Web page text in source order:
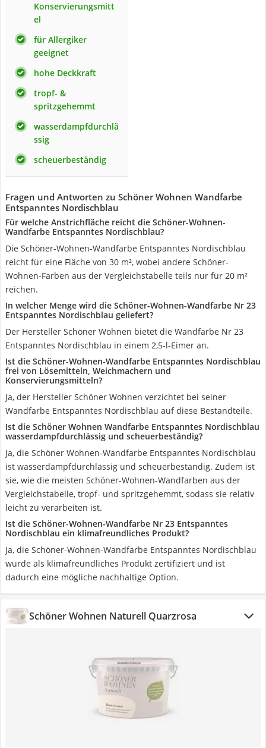
Konservierungsmitt
el
für Allergiker
geeignet
hohe Deckkraft
tropf- &
spritzgehemmt
wasserdampfdurchlä
ssig
scheuerbeständig
Fragen und Antworten zu Schöner Wohnen Wandfarbe
Entspanntes Nordischblau
Für welche Anstrichfläche reicht die Schöner-Wohnen-
Wandfarbe Entspanntes Nordischblau?
Die Schöner-Wohnen-Wandfarbe Entspanntes Nordischblau
reicht für eine Fläche von 30 m², wobei andere Schöner-
Wohnen-Farben aus der Vergleichstabelle teils nur für 20 m²
reichen.
In welcher Menge wird die Schöner-Wohnen-Wandfarbe Nr 23
Entspanntes Nordischblau geliefert?
Der Hersteller Schöner Wohnen bietet die Wandfarbe Nr 23
Entspanntes Nordischblau in einem 2,5-l-Eimer an.
Ist die Schöner-Wohnen-Wandfarbe Entspanntes Nordischblau
frei von Lösemitteln, Weichmachern und
Konservierungsmitteln?
Ja, der Hersteller Schöner Wohnen verzichtet bei seiner
Wandfarbe Entspanntes Nordischblau auf diese Bestandteile.
Ist die Schöner Wohnen Wandfarbe Entspanntes Nordischblau
wasserdampfdurchlässig und scheuerbeständig?
Ja, die Schöner Wohnen-Wandfarbe Entspanntes Nordischblau
ist wasserdampfdurchlässig und scheuerbeständig. Zudem ist
sie, wie die meisten Schöner-Wohnen-Wandfarben aus der
Vergleichstabelle, tropf- und spritzgehemmt, sodass sie relativ
leicht zu verarbeiten ist.
Ist die Schöner-Wohnen-Wandfarbe Nr 23 Entspanntes
Nordischblau ein klimafreundliches Produkt?
Ja, die Schöner-Wohnen-Wandfarbe Entspanntes Nordischblau
wurde als klimafreundliches Produkt zertifiziert und ist
dadurch eine mögliche nachhaltige Option.
Schöner Wohnen Naturell Quarzrosa